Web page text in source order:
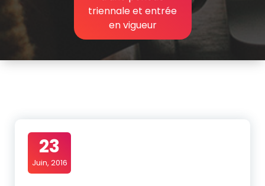
triennale et entrée
en vigueur
23
Juin, 2016